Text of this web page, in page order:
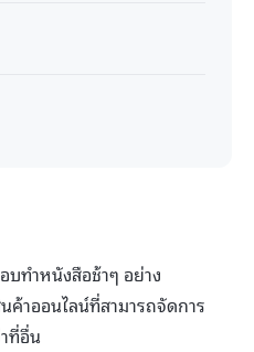
บทำหนังสือช้าๆ อย่าง
ค้าออนไลน์ที่สามารถจัดการ
ที่อื่น